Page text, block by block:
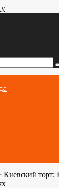
Киевский торт: